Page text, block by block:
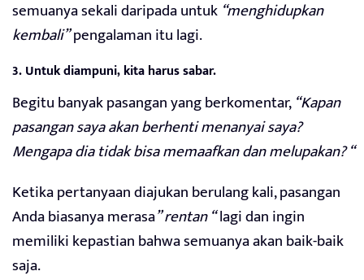
semuanya sekali daripada untuk “menghidupkan
kembali”pengalaman itu lagi.
3. Untuk diampuni, kita harus sabar.
Begitu banyak pasangan yang berkomentar,“Kapan
pasangan saya akan berhenti menanyai saya?
Mengapa dia tidak bisa memaafkan dan melupakan? “
Ketika pertanyaan diajukan berulang kali, pasangan
Anda biasanya merasa” rentan “lagi dan ingin
memiliki kepastian bahwa semuanya akan baik-baik
saja.